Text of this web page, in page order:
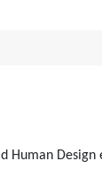
Human